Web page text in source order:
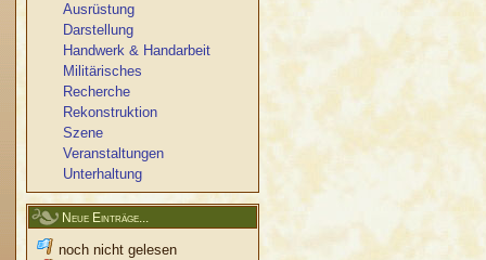
Ausrüstung
Darstellung
Handwerk & Handarbeit
Militärisches
Recherche
Rekonstruktion
Szene
Veranstaltungen
Unterhaltung
Neue Einträge...
noch nicht gelesen